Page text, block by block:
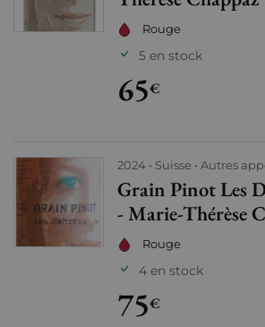
Rouge
5 en stock
65€
2024 Suisse Autres
Grain Pinot Les
- Marie-Thérèse
Rouge
4 en stock
75€